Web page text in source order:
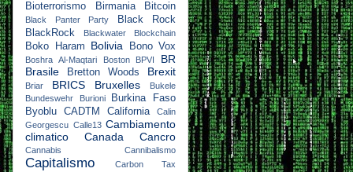
Bioterrorismo
Birmania Bitcoin
Black Panter Party
Black Rock
BlackRock
Blackwater Blockchain
Boko Haram Bolivia Bono Vox
Boshra Al-Maqtari Boston BPVI
BR
Brasile
Bretton Woods Brexit
Briar BRICS Bruxelles
Bukele
Bundeswehr
Burioni
Burkina Faso
Byoblu
CADTM California
Calin
Georgescu Calle13 Cambiamento
climatico
Canada Cancro
Cannabis Cannibalismo
Capitalismo
Carbon Tax